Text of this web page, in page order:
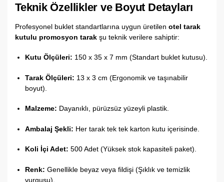
Teknik Özellikler ve Boyut Detayları
Profesyonel buklet standartlarına uygun üretilen otel tarak
kutulu promosyon tarak şu teknik verilere sahiptir:
Kutu Ölçüleri: 150 x 35 x 7 mm (Standart buklet kutusu).
Tarak Ölçüleri: 13 x 3 cm (Ergonomik ve taşınabilir
boyut).
Malzeme: Dayanıklı, pürüzsüz yüzeyli plastik.
Ambalaj Şekli: Her tarak tek tek karton kutu içerisinde.
Koli İçi Adet: 500 Adet (Yüksek stok kapasiteli paket).
Renk: Genellikle beyaz veya fildişi (Şıklık ve temizlik
vurgusu).